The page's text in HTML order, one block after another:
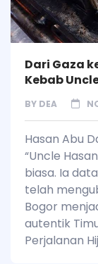
Dari Gaza
Kebab
BY DEA
Hasan Abu
“Uncle
biasa. Ia
telah
Bogor
autentik
Perjalanan